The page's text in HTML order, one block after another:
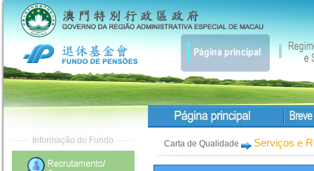
Carta de Qualidade Serviços e